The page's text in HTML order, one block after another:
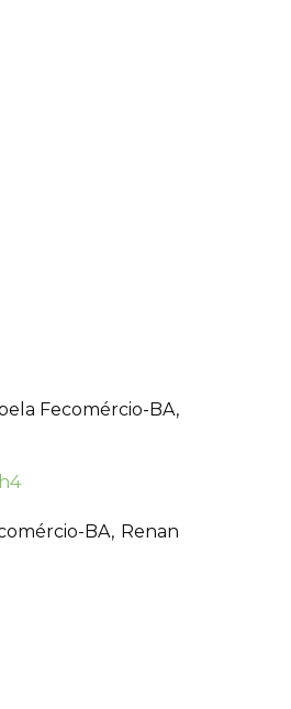
Fecomércio-BA,
BA, Renan